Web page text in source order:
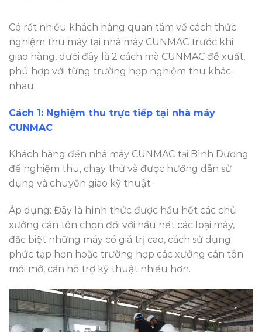
Có rất nhiều khách hàng quan tâm về cách thức
nghiệm thu máy tại nhà máy CUNMAC trước khi
giao hàng, dưới đây là 2 cách mà CUNMAC đề xuất,
phù hợp với từng trường hợp nghiệm thu khác
nhau:
Cách 1: Nghiệm thu trực tiếp tại nhà máy
CUNMAC
Khách hàng đến nhà máy CUNMAC tại Bình Dương
để nghiệm thu, chạy thử và được hướng dẫn sử
dụng và chuyển giao kỹ thuật.
Áp dụng: Đây là hình thức được hầu hết các chủ
xưởng cán tôn chọn đối với hầu hết các loại máy,
đặc biệt những máy có giá trị cao, cách sử dụng
phức tạp hơn hoặc trường hợp các xưởng cán tôn
mới mở, cần hỗ trợ kỹ thuật nhiều hơn.